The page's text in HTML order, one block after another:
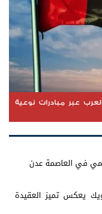
عبر مبادرات نوعية
في العاصمة عدن
يعكس تميز العقيدة